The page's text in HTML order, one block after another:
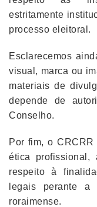
estritamente
processo eleitoral.
Esclarecemos
visual, marca ou
materiais de
depende de
Conselho.
Por fim, o
ética profissional,
respeito à
legais perante
roraimense.